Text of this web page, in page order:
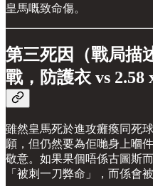
皇馬嘅致命傷。
第三死因（戰局描
戰，防護衣 vs 2.58
雖然皇馬死於進攻癱瘓同死
願，但仍然要為佢哋身上嗰
敬意。如果果個唔係古圖斯
「被刺一刀弊命」，而係會